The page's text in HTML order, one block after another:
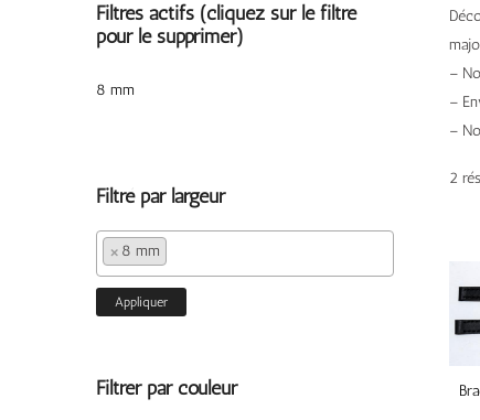
–
–
–
2
Filtres actifs (cliquez sur le filtre
pour le supprimer)
8 mm
Filtré par largeur
× 8 mm
Appliquer
Filtrer par couleur